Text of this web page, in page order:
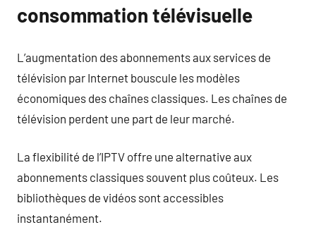
consommation télévisuelle
L’augmentation des abonnements aux services de
télévision par Internet bouscule les modèles
économiques des chaînes classiques. Les chaînes de
télévision perdent une part de leur marché.
La flexibilité de l’IPTV offre une alternative aux
abonnements classiques souvent plus coûteux. Les
bibliothèques de vidéos sont accessibles
instantanément.